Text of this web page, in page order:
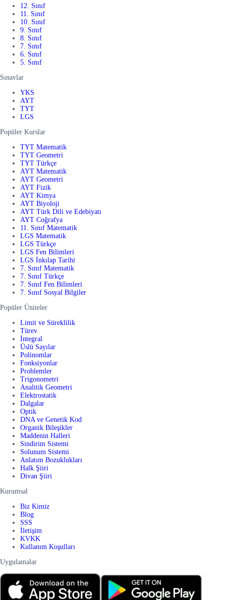
12. Sınıf
11. Sınıf
10. Sınıf
9. Sınıf
8. Sınıf
7. Sınıf
6. Sınıf
5. Sınıf
Sınavlar
YKS
AYT
TYT
LGS
Popüler Kurslar
TYT Matematik
TYT Geometri
TYT Türkçe
AYT Matematik
AYT Geometri
AYT Fizik
AYT Kimya
AYT Biyoloji
AYT Türk Dili ve Edebiyatı
AYT Coğrafya
11. Sınıf Matematik
LGS Matematik
LGS Türkçe
LGS Fen Bilimleri
LGS İnkılap Tarihi
7. Sınıf Matematik
7. Sınıf Türkçe
7. Sınıf Fen Bilimleri
7. Sınıf Sosyal Bilgiler
Popüler Üniteler
Limit ve Süreklilik
Türev
İntegral
Üslü Sayılar
Polinomlar
Fonksiyonlar
Problemler
Trigonometri
Analitik Geometri
Elektrostatik
Dalgalar
Optik
DNA ve Genetik Kod
Organik Bileşikler
Maddenin Halleri
Sindirim Sistemi
Solunum Sistemi
Anlatım Bozuklukları
Halk Şiiri
Divan Şiiri
Kurumsal
Biz Kimiz
Blog
SSS
İletişim
KVKK
Kullanım Koşulları
Uygulamalar